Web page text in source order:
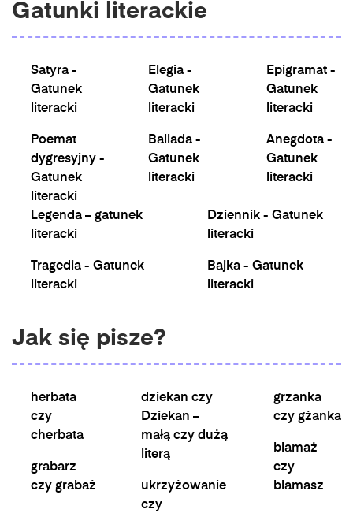
Gatunki literackie
Satyra -
Gatunek
literacki
Poemat
dygresyjny -
Gatunek
literacki
Elegia -
Gatunek
literacki
Ballada -
Gatunek
literacki
Epigramat -
Gatunek
literacki
Anegdota -
Gatunek
literacki
Legenda – gatunek
literacki
Tragedia - Gatunek
literacki
Dziennik - Gatunek
literacki
Bajka - Gatunek
literacki
Jak się pisze?
herbata
czy
cherbata
grabarz
czy grabaż
dziekan czy
Dziekan –
małą czy dużą
literą
ukrzyżowanie
czy
grzanka
czy gżanka
blamaż
czy
blamasz